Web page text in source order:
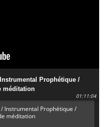
Prophétique /
méditation
01:11:04
/ Instrumental Prophétique /
méditation